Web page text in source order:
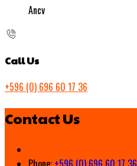
Ancv
Call Us
+596 (0) 696 60 17 36
Contact Us